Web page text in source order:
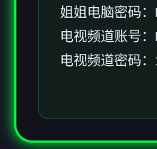
姐姐电脑密码
电视频道账号
电视频道密码